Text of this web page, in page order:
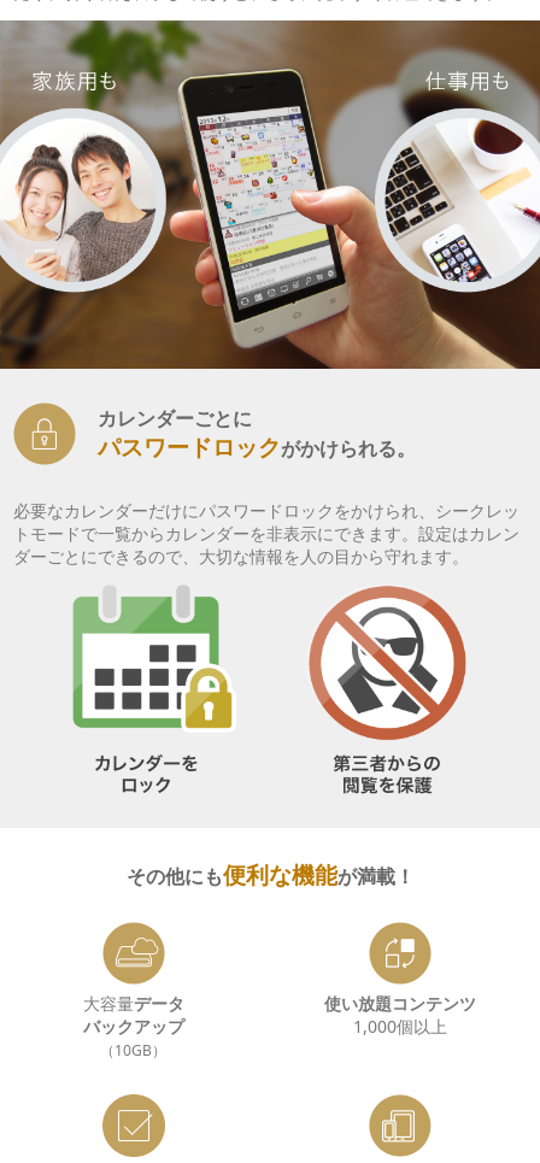
カレンダーごとに
パスワードロックがかけられる。
必要なカレンダーだけにパスワードロックをかけられ、シークレッ
トモードで一覧からカレンダーを非表示にできます。設定はカレン
ダーごとにできるので、大切な情報を人の目から守れます。
その他にも便利な機能が満載！
大容量データ
バックアップ
（10GB）
使い放題コンテンツ
1,000個以上